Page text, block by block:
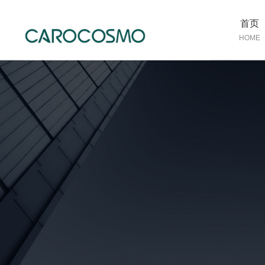
首页
HOME